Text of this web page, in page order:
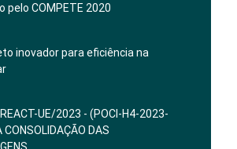
pelo COMPETE 2020
inovador para eficiência na
UE/2023 - (POCI-H4-2023-
CONSOLIDAÇÃO DAS